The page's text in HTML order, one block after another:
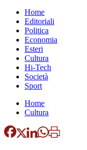
Home
Editoriali
Politica
Economia
Esteri
Cultura
Hi-Tech
Società
Sport
Home
Cultura